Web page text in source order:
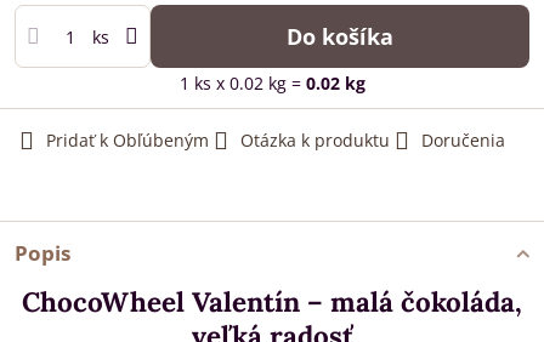
ks Do košíka
1 ks x 0.02 kg = 0.02kg
Pridať k Obľúbeným Otázka k produktu Doručenia
Popis
ChocoWheel Valentín – malá čokoláda,